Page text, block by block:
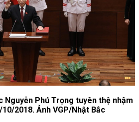
Nguyễn Phú Trọng tuyên thệ nhậm
2018. Ảnh VGP/Nhật Bắc